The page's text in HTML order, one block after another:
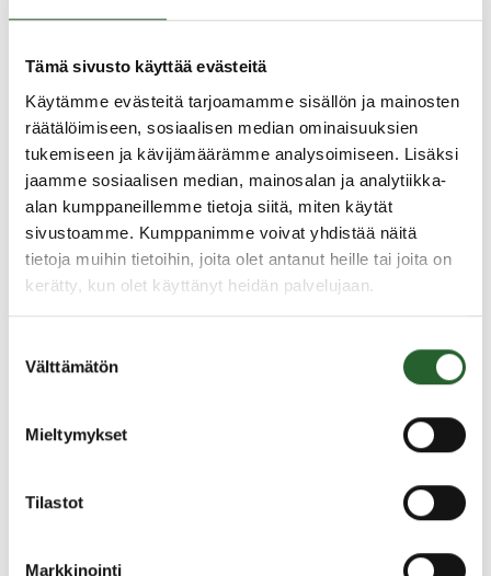
Tämä sivusto käyttää evästeitä
Käytämme evästeitä tarjoamamme sisällön ja mainosten
räätälöimiseen, sosiaalisen median ominaisuuksien
tukemiseen ja kävijämäärämme analysoimiseen. Lisäksi
jaamme sosiaalisen median, mainosalan ja analytiikka-
alan kumppaneillemme tietoja siitä, miten käytät
sivustoamme. Kumppanimme voivat yhdistää näitä
tietoja muihin tietoihin, joita olet antanut heille tai joita on
kerätty, kun olet käyttänyt heidän palvelujaan.
valinta
Välttämätön
Mieltymykset
Tilastot
Markkinointi
Puolangan lukio tekee yhteistyötäAFS:nkanssa.
AFS etsii isäntäperheitä Suomeen elokuussa
saapuville vaihto-oppilaille. Isäntäperheenä voi
toimia syyskauden tai koko lukuvuoden (10kk) ajan.
Ilman suomalaista perhettä on vielä paljon oppilaita.
Oppilaisiin voi tutustua AFS:n nettisivuilla.
Lisätietoja isäntäperhetoiminnastatäältä.
Ajankohtaiset
5.8.2026
3.8.2026